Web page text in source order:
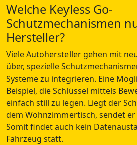
Welche Keyless Go-
Schutzmechanismen
Hersteller?
Viele Autohersteller gehen mit
über, spezielle
Systeme zu integrieren. Eine
Beispiel, die Schlüssel mittels
einfach still zu legen. Liegt der
dem Wohnzimmertisch, sendet
Somit findet auch kein
Fahrzeug statt.